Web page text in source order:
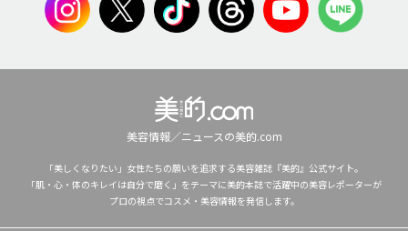
美容情報／ニュースの美的.com
「美しくなりたい」女性たちの願いを追求する美容雑誌『美的』公式サイト。
「肌・心・体のキレイは自分で磨く」をテーマに美的本誌で活躍中の美容レポーターが
プロの視点でコスメ・美容情報を発信します。